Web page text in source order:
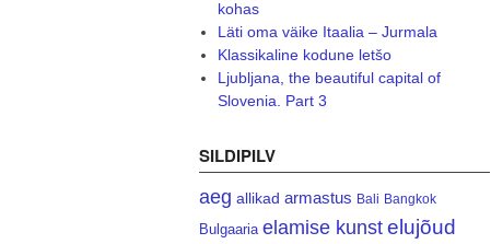
kohas
Läti oma väike Itaalia – Jurmala
Klassikaline kodune letšo
Ljubljana, the beautiful capital of
Slovenia. Part 3
SILDIPILV
aeg allikad armastus Bali Bangkok
Bulgaaria elamise kunst elujõud